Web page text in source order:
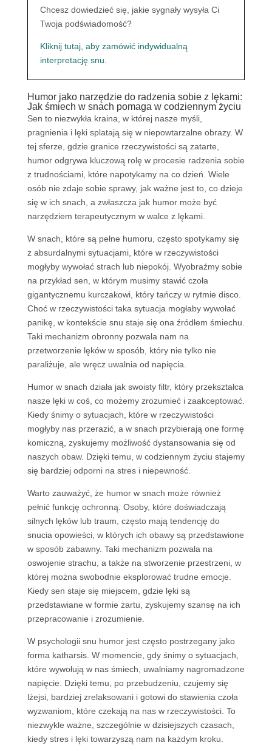
Chcesz dowiedzieć się, jakie sygnały wysyła Ci
Twoja podświadomość?
Kliknij tutaj, aby zamówić indywidualną
interpretację snu.
Humor jako narzędzie do radzenia sobie z lękami:
Jak śmiech w snach pomaga w codziennym życiu
Sen to niezwykła kraina, w której nasze myśli,
pragnienia i lęki splatają się w niepowtarzalne obrazy. W
tej sferze, gdzie granice rzeczywistości są zatarte,
humor odgrywa kluczową rolę w procesie radzenia sobie
z trudnościami, które napotykamy na co dzień. Wiele
osób nie zdaje sobie sprawy, jak ważne jest to, co dzieje
się w ich snach, a zwłaszcza jak humor może być
narzędziem terapeutycznym w walce z lękami.
W snach, które są pełne humoru, często spotykamy się
z absurdalnymi sytuacjami, które w rzeczywistości
mogłyby wywołać strach lub niepokój. Wyobraźmy sobie
na przykład sen, w którym musimy stawić czoła
gigantycznemu kurczakowi, który tańczy w rytmie disco.
Choć w rzeczywistości taka sytuacja mogłaby wywołać
panikę, w kontekście snu staje się ona źródłem śmiechu.
Taki mechanizm obronny pozwala nam na
przetworzenie lęków w sposób, który nie tylko nie
paraliżuje, ale wręcz uwalnia od napięcia.
Humor w snach działa jak swoisty filtr, który przekształca
nasze lęki w coś, co możemy zrozumieć i zaakceptować.
Kiedy śnimy o sytuacjach, które w rzeczywistości
mogłyby nas przerazić, a w snach przybierają one formę
komiczną, zyskujemy możliwość dystansowania się od
naszych obaw. Dzięki temu, w codziennym życiu stajemy
się bardziej odporni na stres i niepewność.
Warto zauważyć, że humor w snach może również
pełnić funkcję ochronną. Osoby, które doświadczają
silnych lęków lub traum, często mają tendencję do
snucia opowieści, w których ich obawy są przedstawione
w sposób zabawny. Taki mechanizm pozwala na
oswojenie strachu, a także na stworzenie przestrzeni, w
której można swobodnie eksplorować trudne emocje.
Kiedy sen staje się miejscem, gdzie lęki są
przedstawiane w formie żartu, zyskujemy szansę na ich
przepracowanie i zrozumienie.
W psychologii snu humor jest często postrzegany jako
forma katharsis. W momencie, gdy śnimy o sytuacjach,
które wywołują w nas śmiech, uwalniamy nagromadzone
napięcie. Dzięki temu, po przebudzeniu, czujemy się
lżejsi, bardziej zrelaksowani i gotowi do stawienia czoła
wyzwaniom, które czekają na nas w rzeczywistości. To
niezwykle ważne, szczególnie w dzisiejszych czasach,
kiedy stres i lęki towarzyszą nam na każdym kroku.